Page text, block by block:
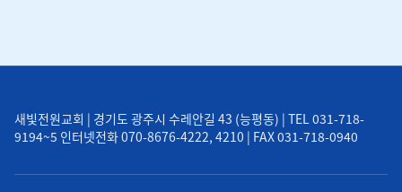
새빛전원교회 | 경기도 광주시 수레안길 43 (능평동) | TEL 031-718-
9194~5 인터넷전화 070-8676-4222, 4210 | FAX 031-718-0940